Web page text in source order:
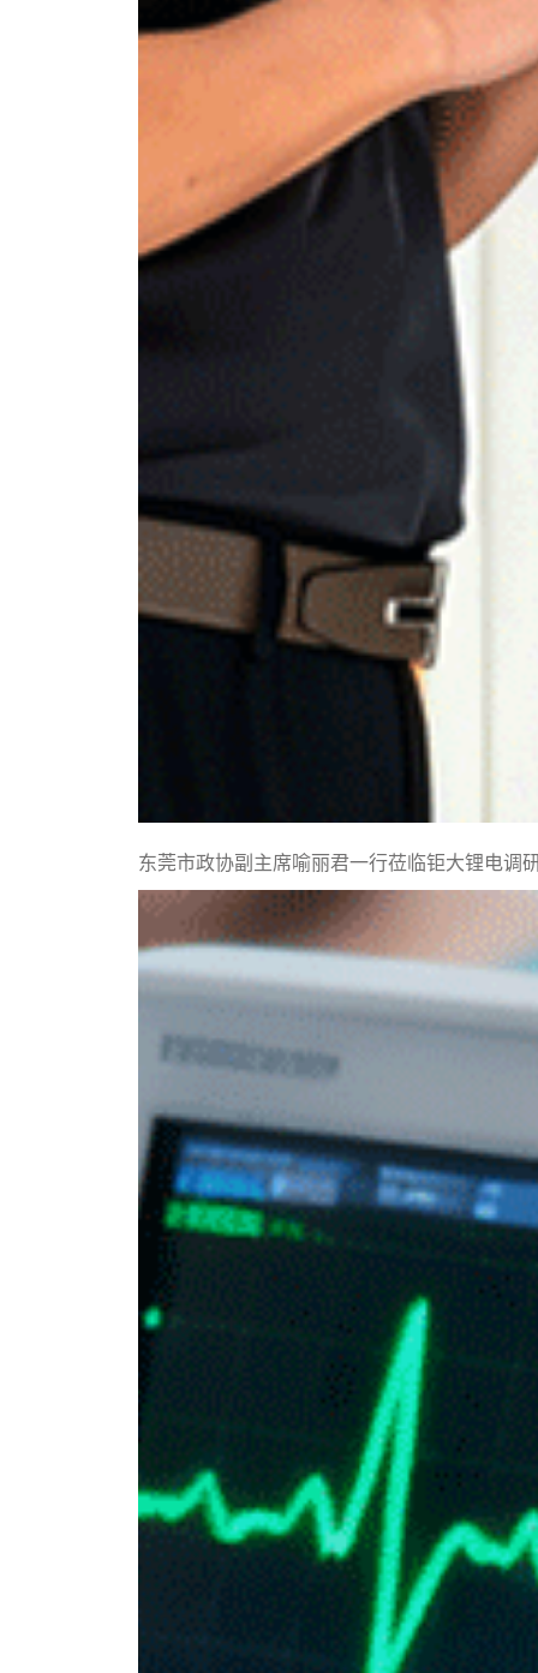
东莞市政协副主席喻丽君一行莅临钜大锂电调